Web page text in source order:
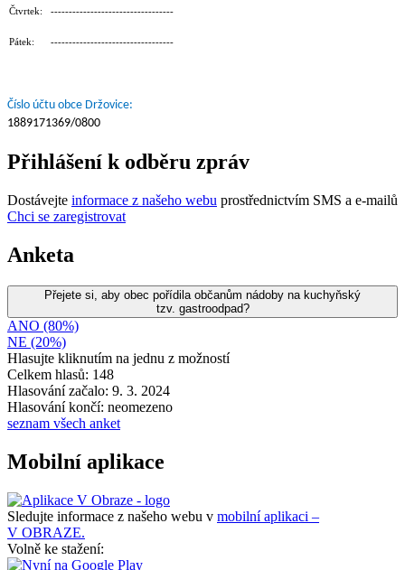
Čtvrtek: ----------------------------------
Pátek: ----------------------------------
Číslo účtu obce Držovice:
1889171369/0800
Přihlášení k odběru zpráv
Dostávejte informace z našeho webu prostřednictvím SMS a e-mailů
Chci se zaregistrovat
Anketa
Přejete si, aby obec pořídila občanům nádoby na kuchyňský
tzv. gastroodpad?
ANO (80%)
NE (20%)
Hlasujte kliknutím na jednu z možností
Celkem hlasů: 148
Hlasování začalo: 9. 3. 2024
Hlasování končí: neomezeno
seznam všech anket
Mobilní aplikace
Sledujte informace z našeho webu v mobilní aplikaci –
V OBRAZE.
Volně ke stažení: